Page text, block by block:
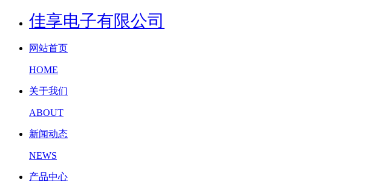
佳享电子有限公司
网站首页
HOME
关于我们
ABOUT
新闻动态
NEWS
产品中心